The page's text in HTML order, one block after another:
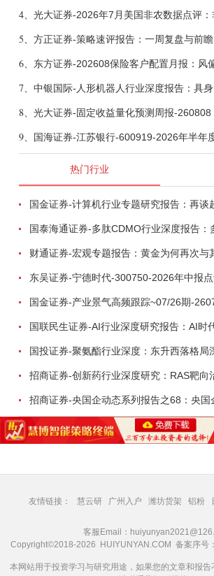
4、
5、
6、
7、
8、 光大证券-固定收益量化预测周报-260808
9、
热门行业
国金证券-计算机行业专题研究报告：再谈
国金证券-产业景气高频跟踪~07/26期-
友情链接： 慧云研 广州入户 潍坊货架 铝粉
客服Email：
Copyright©2018-2026 HUIYUNYAN.COM 备案序号：
本网站用于投资学习与研究用途，如果您的文章和报告